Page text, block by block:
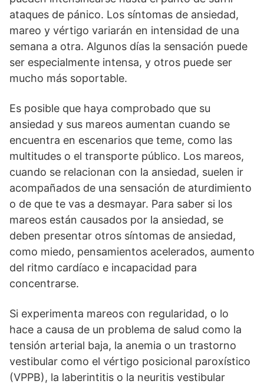
ataques de pánico. Los síntomas de ansiedad,
mareo y vértigo variarán en intensidad de una
semana a otra. Algunos días la sensación puede
ser especialmente intensa, y otros puede ser
mucho más soportable.
Es posible que haya comprobado que su
ansiedad y sus mareos aumentan cuando se
encuentra en escenarios que teme, como las
multitudes o el transporte público. Los mareos,
cuando se relacionan con la ansiedad, suelen ir
acompañados de una sensación de aturdimiento
o de que te vas a desmayar. Para saber si los
mareos están causados por la ansiedad, se
deben presentar otros síntomas de ansiedad,
como miedo, pensamientos acelerados, aumento
del ritmo cardíaco e incapacidad para
concentrarse.
Si experimenta mareos con regularidad, o lo
hace a causa de un problema de salud como la
tensión arterial baja, la anemia o un trastorno
vestibular como el vértigo posicional paroxístico
(VPPB), la laberintitis o la neuritis vestibular